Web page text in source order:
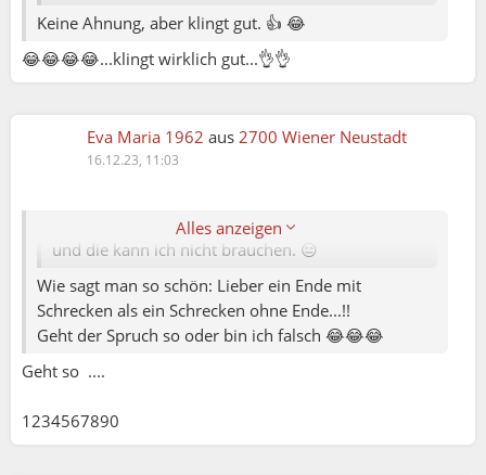
Keine Ahnung, aber klingt gut. 👍 😂
😂😂😂😂...klingt wirklich gut...👌👌
Eva Maria 1962 aus 2700 Wiener Neustadt
16.12.23, 11:03
Alles anzeigen
Toni ( Nr.1 Orginal:-):
weiss. Keine Verhandlungen hinter ihrem Rücken:
entweder schätzt sie das oder kann mich für eine
nicht ausstehen können, entwickeln sich nicht
und die kann ich nicht brauchen. 😑
Wie sagt man so schön: Lieber ein Ende mit
Schrecken als ein Schrecken ohne Ende...!!
Geht der Spruch so oder bin ich falsch 😂😂😂
Geht so ....
1234567890
Toni ( Nr.1 Orginal:-):